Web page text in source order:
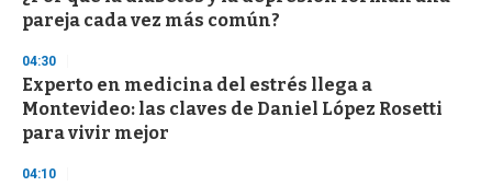
pareja cada vez más común?
04:30
Experto en medicina del estrés llega a
Montevideo: las claves de Daniel López Rosetti
para vivir mejor
04:10